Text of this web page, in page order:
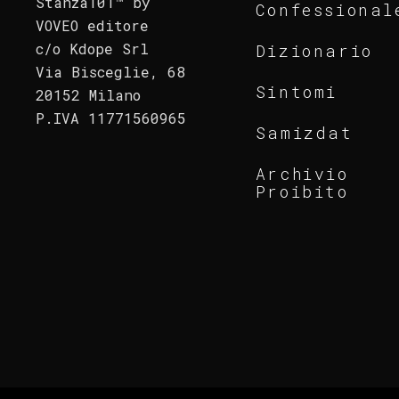
VOVEO editore
c/o Kdope Srl
Via Bisceglie, 68
20152 Milano
P.IVA 11771560965
Dizionario
Sintomi
Samizdat
Archivio
Proibito